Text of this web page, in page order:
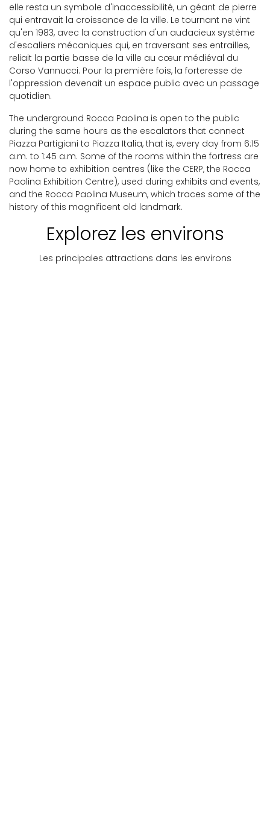
elle resta un symbole d'inaccessibilité, un géant de pierre
qui entravait la croissance de la ville. Le tournant ne vint
qu'en 1983, avec la construction d'un audacieux système
d'escaliers mécaniques qui, en traversant ses entrailles,
reliait la partie basse de la ville au cœur médiéval du
Corso Vannucci. Pour la première fois, la forteresse de
l'oppression devenait un espace public avec un passage
quotidien.
The underground Rocca Paolina is open to the public
during the same hours as the escalators that connect
Piazza Partigiani to Piazza Italia, that is, every day from 6:15
a.m. to 1:45 a.m. Some of the rooms within the fortress are
now home to exhibition centres (like the CERP, the Rocca
Paolina Exhibition Centre), used during exhibits and events,
and the Rocca Paolina Museum, which traces some of the
history of this magnificent old landmark.
Explorez les environs
Les principales attractions dans les environs